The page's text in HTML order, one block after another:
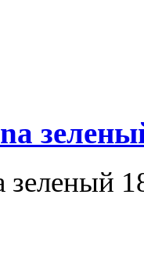
зеленый